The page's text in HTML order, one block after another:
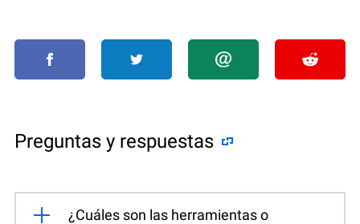
Preguntas y respuestas
¿Cuáles son las herramientas o